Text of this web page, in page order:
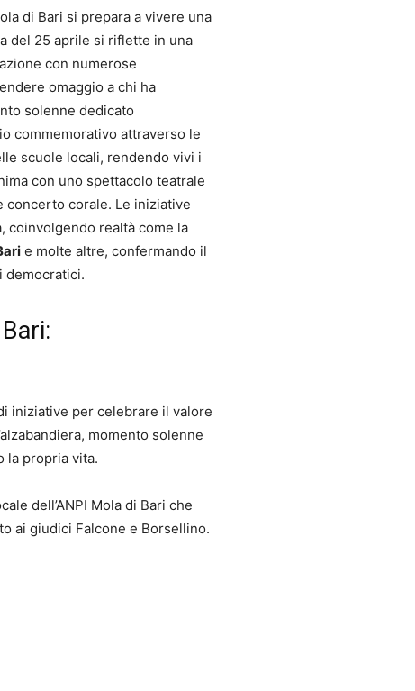
di Bari si prepara a vivere una
del 25 aprile si riflette in una
con numerose
omaggio a chi ha
solenne dedicato
commemorativo attraverso le
scuole locali, rendendo vivi i
con uno spettacolo teatrale
concerto corale. Le iniziative
coinvolgendo realtà come la
e molte altre, confermando il
democratici.
iniziative per celebrare il valore
momento solenne
la propria vita.
dell’ANPI Mola di Bari che
ai giudici Falcone e Borsellino.